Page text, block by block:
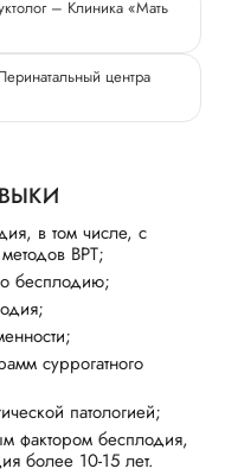
– Клиника «Мать
центра
в том числе, с
ВРТ;
бесплодию;
суррогатного
патологией;
фактором бесплодия,
более 10-15 лет.